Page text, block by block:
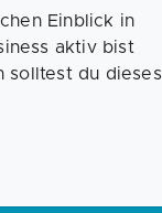
Einblick in
aktiv bist
solltest du dieses